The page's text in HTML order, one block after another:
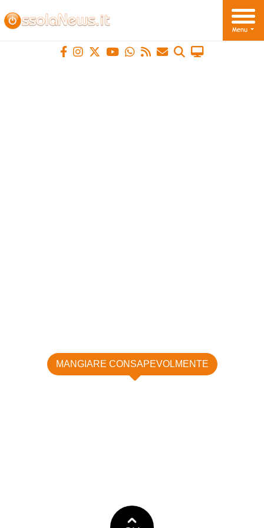
MANGIARE CONSAPEVOLMENTE